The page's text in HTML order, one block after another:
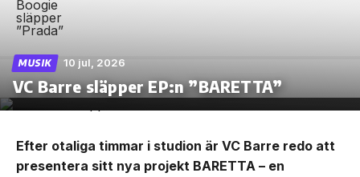
MUSIK 10 jul, 2026
VC Barre släpper EP:n ”BARETTA”
Efter otaliga timmar i studion är VC Barre redo att
presentera sitt nya projekt BARETTA – en